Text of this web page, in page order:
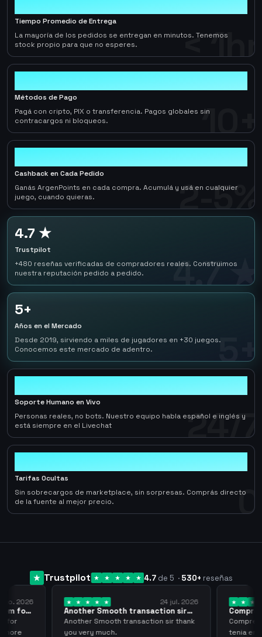
< 1hr
Tiempo Promedio de Entrega
La mayoría de los pedidos se entregan en minutos. Tenemos
stock propio para que no esperes.
10+
Métodos de Pago
Pagá con cripto, PIX o transferencia. Pagos globales sin
contracargos ni bloqueos.
2-5%
Cashback en Cada Pedido
Ganás ArgenPoints en cada compra. Acumulá y usá en cualquier
juego, cuando quieras.
4.7 ★
4.7 ★
Trustpilot
+480 reseñas verificadas de compradores reales. Construimos
nuestra reputación pedido a pedido.
5+
5+
Años en el Mercado
Desde 2019, sirviendo a miles de jugadores en +30 juegos.
Conocemos este mercado de adentro.
24/7
Soporte Humano en Vivo
Personas reales, no bots. Nuestro equipo habla español e inglés y
está siempre en el Livechat
0
Tarifas Ocultas
Sin sobrecargos de marketplace, sin sorpresas. Comprás directo
de la fuente al mejor precio.
Trustpilot 4.7 de 5 · 530+ reseñas
2026
for
for
more
24 jul. 2026
Another Smooth transaction sir
thank…
Another Smooth transaction sir thank
you very much.
Compre
los…
Compre
tenia en